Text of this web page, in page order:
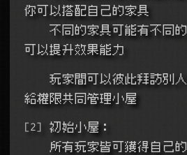
你可以搭配自己的家具
可以提升效果能力
給權限共同管理小屋
[2] 初始小屋：
所有玩家皆可獲得自己